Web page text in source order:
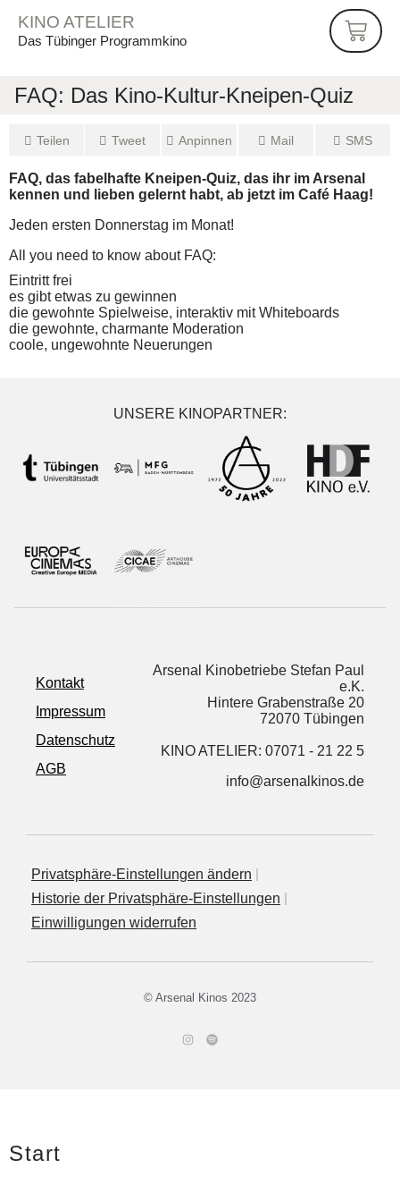
KINO ATELIER
Das Tübinger Programmkino
FAQ: Das Kino‐Kultur‐Kneipen‐Quiz
Tei­len Tweet Anpin­nen Mail SMS
FAQ, das fabel­haf­te Kneipen‐Quiz, das ihr im Arse­nal
ken­nen und lie­ben gelernt habt, ab jetzt im Café Haag!
Jeden ers­ten Don­ners­tag im Monat!
All you need to know about FAQ:
Ein­tritt frei
es gibt etwas zu gewinnen
die gewohn­te Spiel­wei­se, inter­ak­tiv mit Whiteboards
die gewohn­te, char­man­te Moderation
coo­le, unge­wohn­te Neuerungen
UNSERE KINOPARTNER:
Kontakt
Impressum
Datenschutz
AGB
Arsenal Kinobetriebe Stefan Paul
e.K.
Hintere Grabenstraße 20
72070 Tübingen
KINO ATELIER: 07071 - 21 22 5
info@arsenalkinos.de
Privatsphäre‐Einstellungen ändern
His­to­rie der Privatsphäre‐Einstellungen
Ein­wil­li­gun­gen widerrufen
© Arsenal Kinos 2023
Start